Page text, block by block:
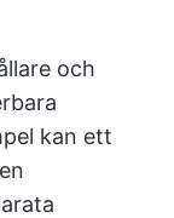
och
kan ett